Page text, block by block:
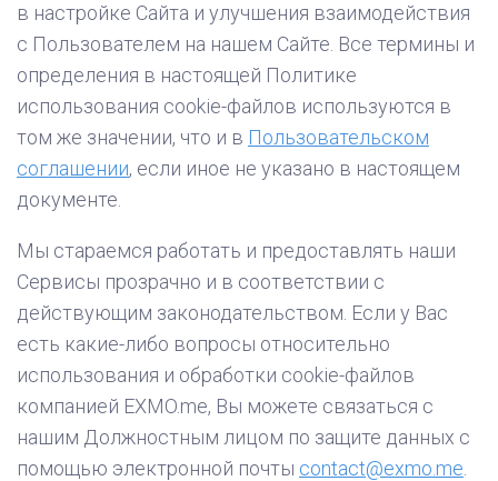
в настройке Сайта и улучшения взаимодействия
с Пользователем на нашем Сайте. Все термины и
определения в настоящей Политике
использования cookie-файлов используются в
том же значении, что и в Пользовательском
соглашении, если иное не указано в настоящем
документе.
Мы стараемся работать и предоставлять наши
Сервисы прозрачно и в соответствии с
действующим законодательством. Если у Вас
есть какие-либо вопросы относительно
использования и обработки cookie-файлов
компанией EXMO.me, Вы можете связаться с
нашим Должностным лицом по защите данных с
помощью электронной почты contact@exmo.me